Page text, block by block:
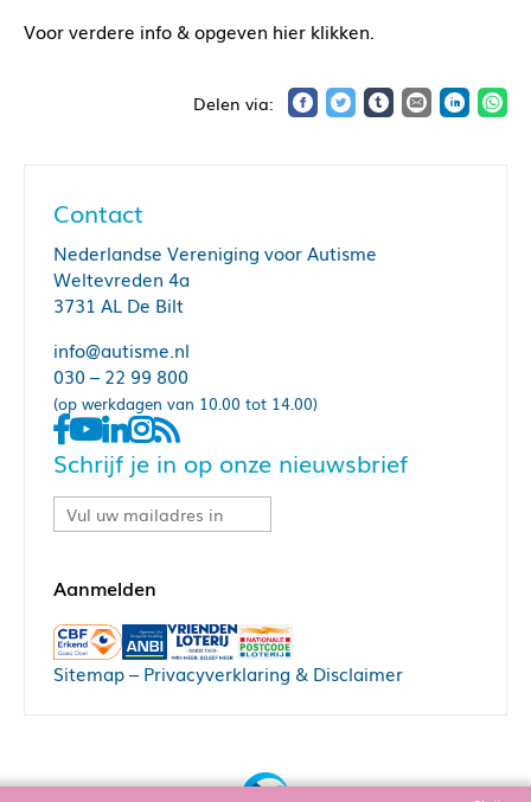
Voor verdere info & opgeven hier klikken.
Contact
Nederlandse Vereniging voor Autisme
Weltevreden 4a
3731 AL De Bilt
info@autisme.nl
030 – 22 99 800
(op werkdagen van 10.00 tot 14.00)
Schrijf je in op onze nieuwsbrief
Sitemap– Privacyverklaring & Disclaimer